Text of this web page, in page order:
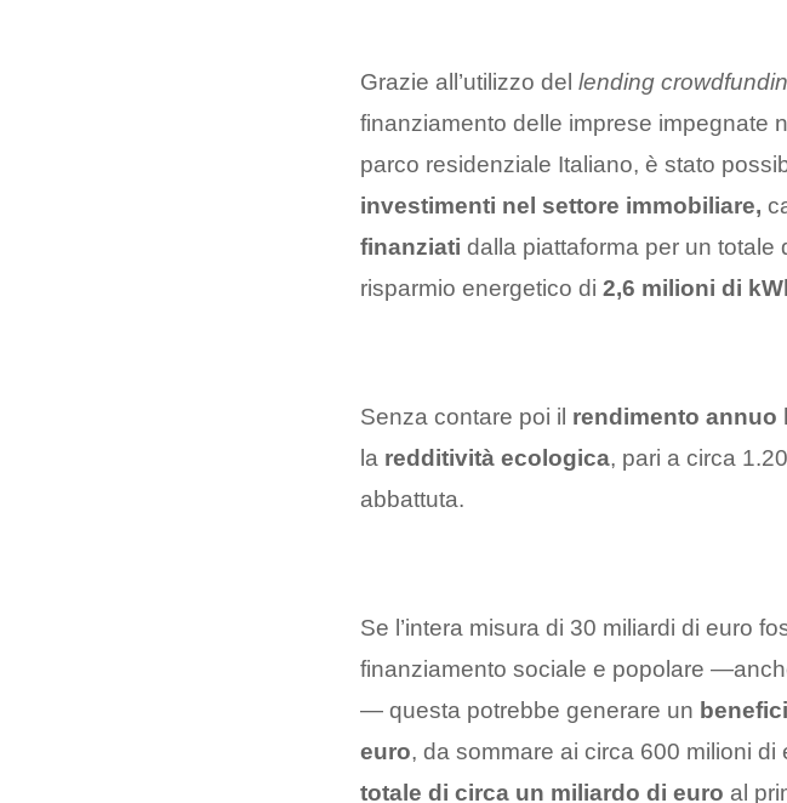
Grazie all’utilizzo del lending
finanziamento delle imprese impegnate
parco residenziale Italiano, è stato
investimenti nel settore immobiliare,
finanziati dalla piattaforma per un totale
risparmio energetico di 2,6 milioni di
Senza contare poi il rendimento annuo
la redditività ecologica, pari a circa
abbattuta.
Se l’intera misura di 30 miliardi di euro
finanziamento sociale e popolare
— questa potrebbe generare un
euro, da sommare ai circa 600 milioni
totale di circa un miliardo di euro al